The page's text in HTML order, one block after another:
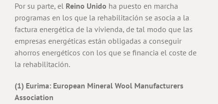
Por su parte, el Reino Unido ha puesto en marcha
programas en los que la rehabilitación se asocia a la
factura energética de la vivienda, de tal modo que las
empresas energéticas están obligadas a conseguir
ahorros energéticos con los que se financia el coste de
la rehabilitación.
(1) Eurima: European Mineral Wool Manufacturers
Association